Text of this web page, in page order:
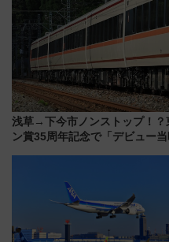
浅草→下今市ノンストップ！？
ン賞35周年記念で「デビュー